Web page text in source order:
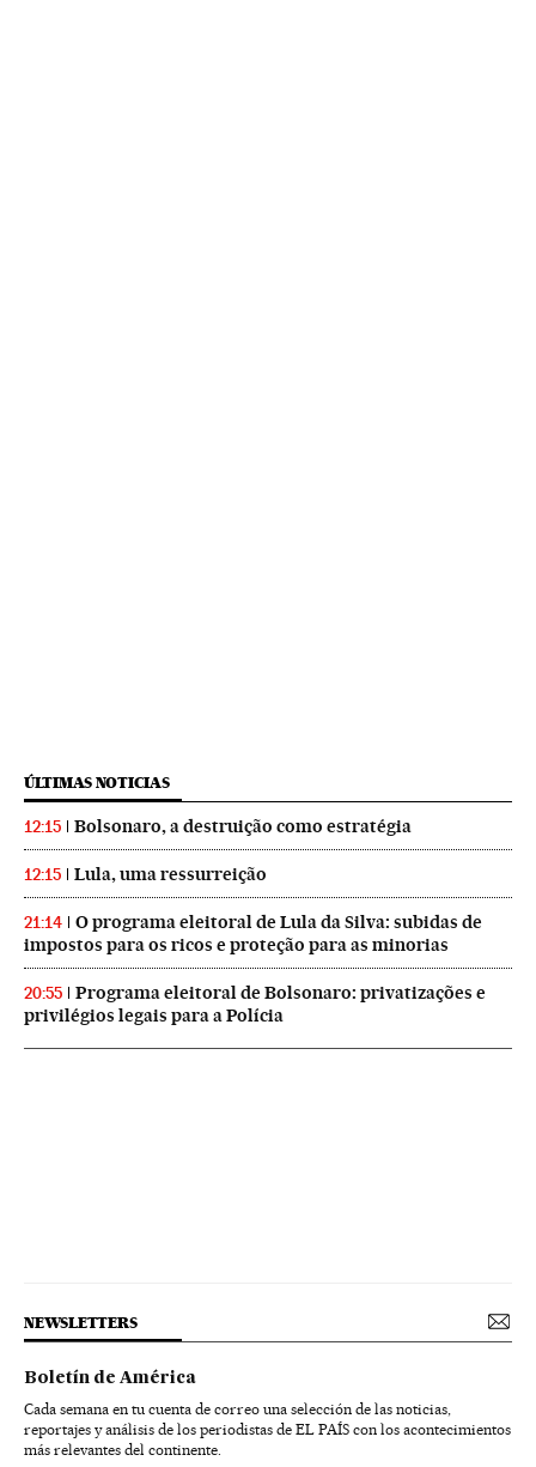
ÚLTIMAS NOTICIAS
12:15 Bolsonaro, a destruição como estratégia
12:15 Lula, uma ressurreição
21:14
O programa eleitoral de Lula da Silva: subidas de
impostos para os ricos e proteção para as minorias
20:55
Programa eleitoral de Bolsonaro: privatizações e
privilégios legais para a Polícia
NEWSLETTERS
Boletín de América
Cada semana en tu cuenta de correo una selección de las noticias,
reportajes y análisis de los periodistas de EL PAÍS con los acontecimientos
más relevantes del continente.